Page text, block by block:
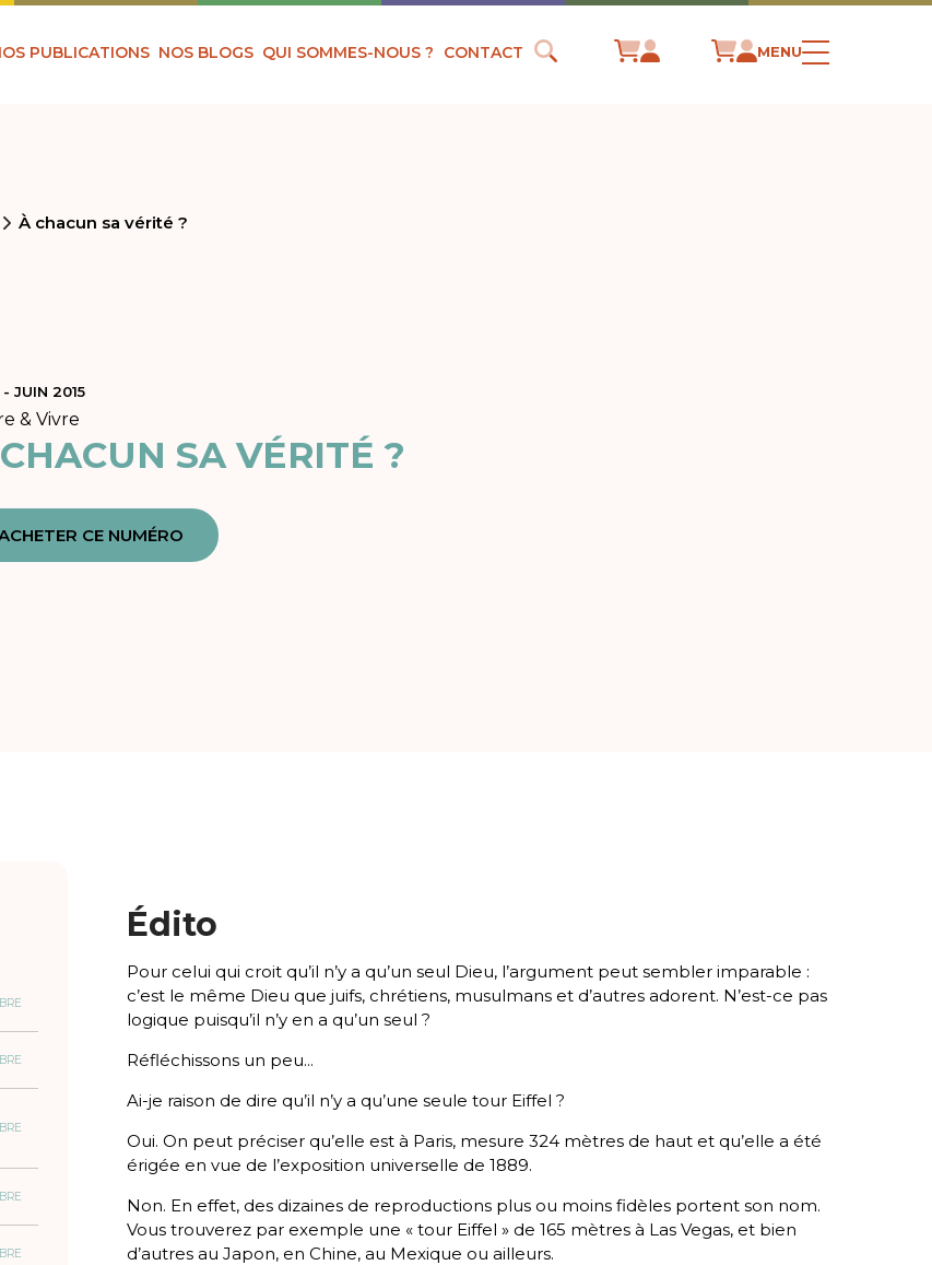
PUBLICATIONS NOS BLOGS QUI SOMMES-NOUS ? CONTACT MENU
À chacun sa vérité ?
JUIN 2015
& Vivre
SA VÉRITÉ ?
CE NUMÉRO
Édito
Pour celui qui croit qu’il n’y a qu’un seul Dieu, l’argument peut sembler imparable :
c’est le même Dieu que juifs, chrétiens, musulmans et d’autres adorent. N’est-ce pas
logique puisqu’il n’y en a qu’un seul ?
Réfléchissons un peu...
Ai-je raison de dire qu’il n’y a qu’une seule tour Eiffel ?
Oui. On peut préciser qu’elle est à Paris, mesure 324 mètres de haut et qu’elle a été
érigée en vue de l’exposition universelle de 1889.
Non. En effet, des dizaines de reproductions plus ou moins fidèles portent son nom.
Vous trouverez par exemple une « tour Eiffel » de 165 mètres à Las Vegas, et bien
d’autres au Japon, en Chine, au Mexique ou ailleurs.